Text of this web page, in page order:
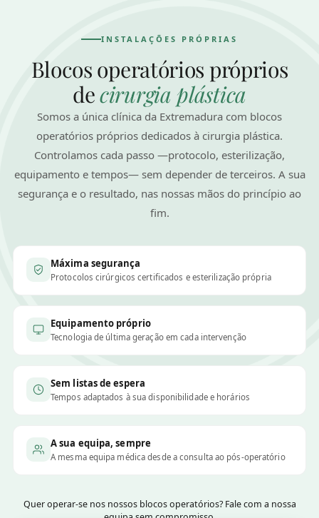
INSTALAÇÕES PRÓPRIAS
Blocos operatórios próprios
decirurgia plástica
Somos a única clínica da Extremadura com blocos
operatórios próprios dedicados à cirurgia plástica.
Controlamos cada passo —protocolo, esterilização,
equipamento e tempos— sem depender de terceiros. A sua
segurança e o resultado, nas nossas mãos do princípio ao
fim.
Máxima segurança
Protocolos cirúrgicos certificados e esterilização própria
Equipamento próprio
Tecnologia de última geração em cada intervenção
Sem listas de espera
Tempos adaptados à sua disponibilidade e horários
A sua equipa, sempre
A mesma equipa médica desde a consulta ao pós-operatório
Quer operar-se nos nossos blocos operatórios? Fale com a nossa